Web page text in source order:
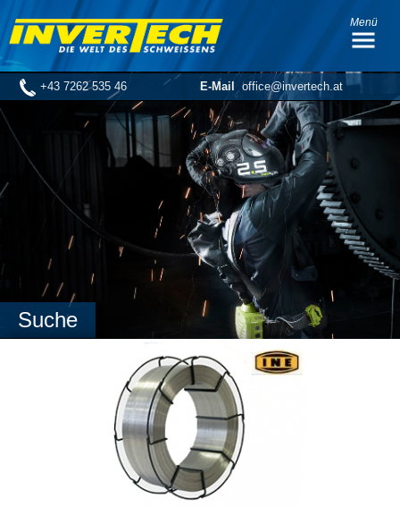
+43 7262 535 46 E-Mail office@invertech.at
Menü
Suche